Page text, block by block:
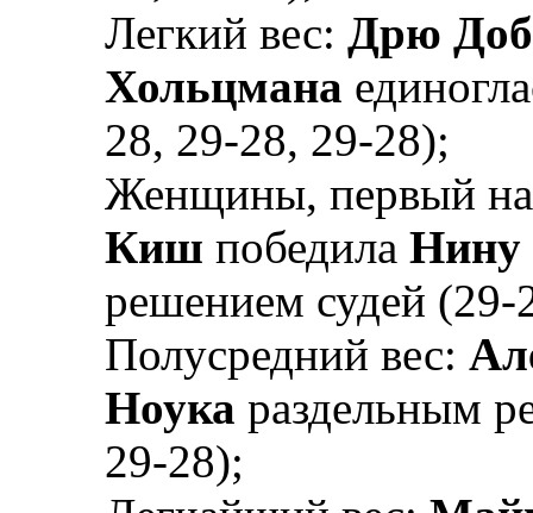
Легкий вес: Дрю
Хольцмана
28, 29-28, 29-28);
Женщины, первый
Киш победила Нину
решением судей
Полусредний вес:
Ноука раздельным
29-28);